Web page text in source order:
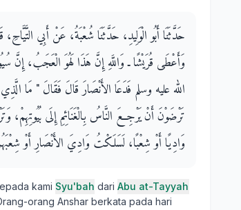
حَدَّثَنَا أَبُو الْوَلِيدِ، حَدَّثَنَا شُعْبَةُ، عَنْ أَبِي
وَأَعْطَى قُرَيْشًا ـ وَاللَّهِ إِنَّ هَذَا لَهُوَ الْعَجَبُ، إِنَّ
الله عليه وسلم فَدَعَا الأَنْصَارَ قَالَ فَقَالَ ‏"‏ مَا
تَرْضَوْنَ أَنْ يَرْجِعَ النَّاسُ بِالْغَنَائِمِ إِلَى بُيُوتِهِمْ،
وَادِيًا أَوْ شِعْبًا، لَسَلَكْتُ وَادِيَ الأَنْصَارِ أَوْ
kami Syu'bah dari Abu at-Tayyah
orang Anshar berkata pada hari